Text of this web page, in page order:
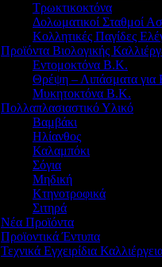
Τρωκτικοκτόνα
Δολωματικοί Σταθμοί
Κολλητικές Παγίδες
Προϊόντα Βιολογικής
Εντομοκτόνα Β.Κ.
Θρέψη – Λιπάσματα
Μυκητοκτόνα Β.Κ.
Πολλαπλασιαστικό Υλικό
Βαμβάκι
Ηλίανθος
Καλαμπόκι
Σόγια
Μηδική
Κτηνοτροφικά
Σιτηρά
Νέα Προϊόντα
Προϊοντικά Έντυπα
Τεχνικά Εγχειρίδια